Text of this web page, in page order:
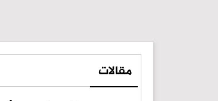
مقالات